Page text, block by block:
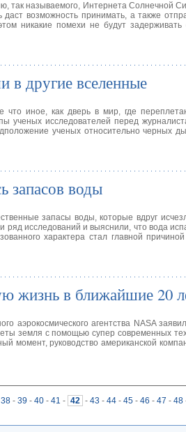
так называемого, Интернета Солнечной
возможность принимать, а также
никакие помехи не будут задерживать
в другие вселенные
что иное, как дверь в мир, где
ученых исследователей перед
ученых относительно черных
запасов воды
запасы воды, которые вдруг
исследований и выяснили, что вода
характера стал главной
жизнь в ближайшие 20
аэрокосмического агентства NASA
земля с помощью супер современных
момент, руководство американской
38 - 39 - 40 - 41 - 42 - 43 - 44 - 45 - 46 - 47 - 48